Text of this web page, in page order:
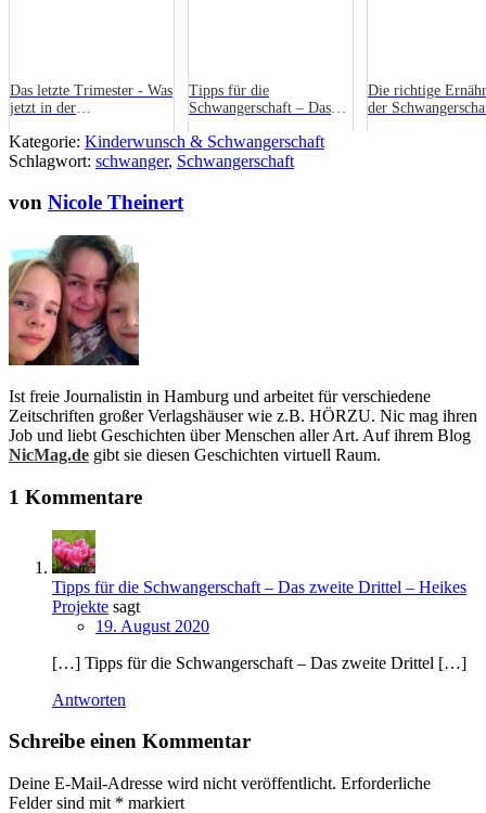
Das letzte Trimester - Was
jetzt in der
ist
Tipps für die
Schwangerschaft – Das
Die richtige
der
Kategorie: Kinderwunsch & Schwangerschaft
Schlagwort: schwanger, Schwangerschaft
von Nicole Theinert
Ist freie Journalistin in Hamburg und arbeitet für verschiedene
Zeitschriften großer Verlagshäuser wie z.B. HÖRZU. Nic mag ihren
Job und liebt Geschichten über Menschen aller Art. Auf ihrem Blog
NicMag.de gibt sie diesen Geschichten virtuell Raum.
1 Kommentare
Tipps für die Schwangerschaft – Das zweite Drittel – Heikes
Projekte sagt
19. August 2020
[…] Tipps für die Schwangerschaft – Das zweite Drittel […]
Antworten
Schreibe einen Kommentar
Deine E-Mail-Adresse wird nicht veröffentlicht. Erforderliche
Felder sind mit * markiert